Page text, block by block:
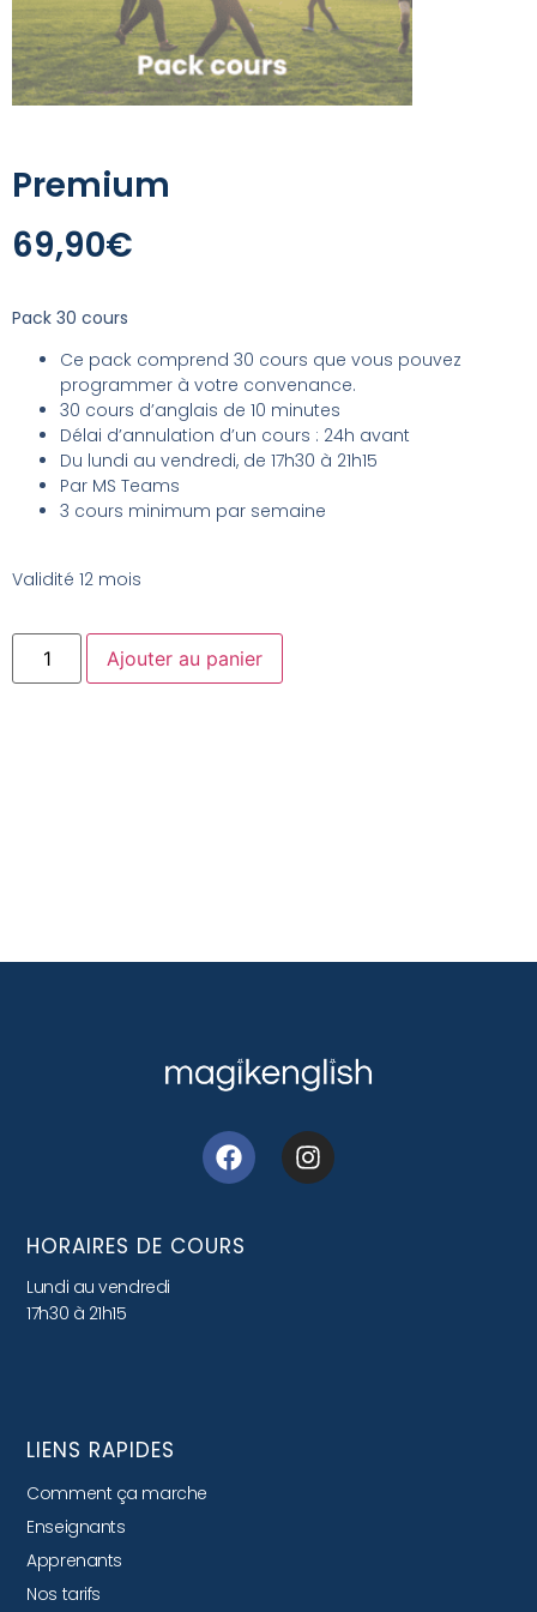
Premium
69,90€
Pack 30 cours
Ce pack comprend 30 cours que vous pouvez
programmer à votre convenance.
30 cours d’anglais de 10 minutes
Délai d’annulation d’un cours : 24h avant
Du lundi au vendredi, de 17h30 à 21h15
Par MS Teams
3 cours minimum par semaine
Validité 12 mois
Ajouter au panier
HORAIRES DE COURS
Lundi au vendredi
17h30 à 21h15
LIENS RAPIDES
Comment ça marche
Enseignants
Apprenants
Nos tarifs